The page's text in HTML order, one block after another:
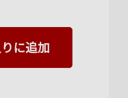
に追加